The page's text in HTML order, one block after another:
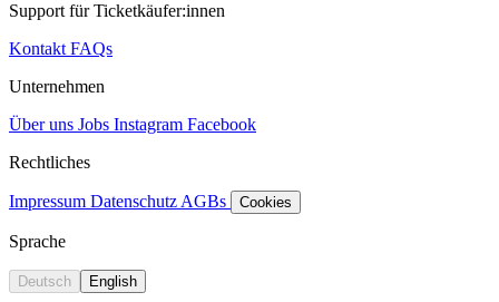
Support für Ticketkäufer:innen
Kontakt FAQs
Unternehmen
Über uns Jobs Instagram Facebook
Rechtliches
Impressum Datenschutz AGBs Cookies
Sprache
Deutsch English